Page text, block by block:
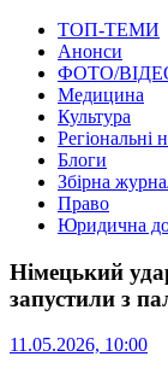
ТОП-ТЕМИ
Анонси
ФОТО/
Медицина
Культура
Регіональні
Блоги
Збірна
Право
Юридична
Німецький
запустили з
11.05.2026, 10:00